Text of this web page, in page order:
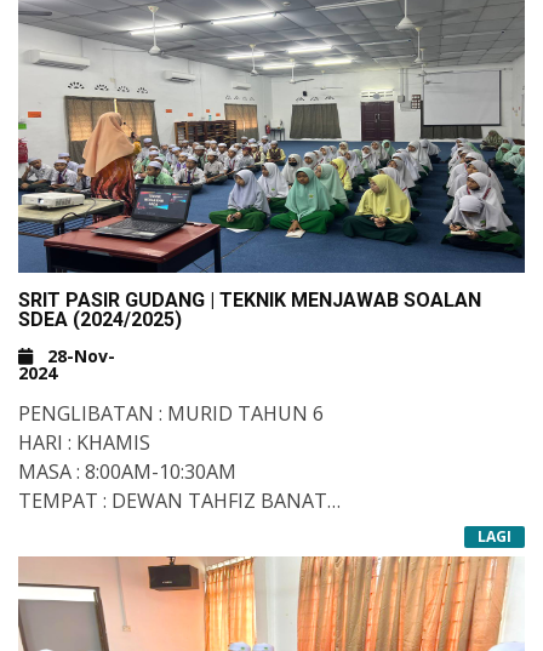
#TAHFIZMITT
#SMITPASIRGUDANG
#TAHFIZALQURAN
#STAM
#MITT
SRIT PASIR GUDANG | TEKNIK MENJAWAB SOALAN
SDEA (2024/2025)
28-Nov-
2024
PENGLIBATAN : MURID TAHUN 6
HARI : KHAMIS
MASA : 8:00AM-10:30AM
TEMPAT : DEWAN TAHFIZ BANAT
1. USTAZAH NAZRINA BINTI HASAN
2. USTAZAH SH NASYITAH BINTI SYED HASSAN
3. USTAZ MOHD SYAHID BIN SANUSI
LAGI